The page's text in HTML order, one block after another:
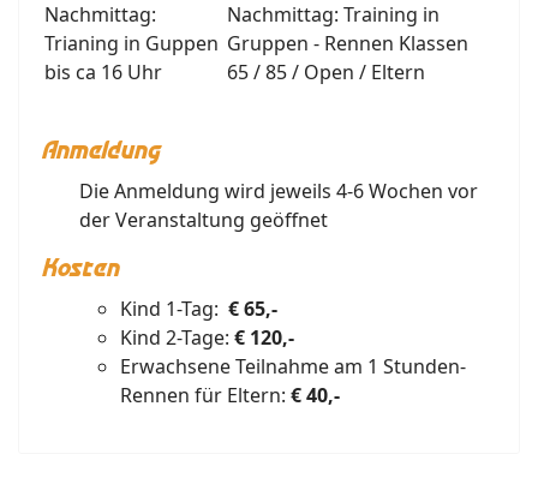
Nachmittag:
Trianing in Guppen
bis ca 16 Uhr
Nachmittag: Training in
Gruppen - Rennen Klassen
65 / 85 / Open / Eltern
Anmeldung
Die Anmeldung wird jeweils 4-6 Wochen vor
der Veranstaltung geöffnet
Kosten
Kind 1-Tag: € 65,-
Kind 2-Tage: € 120,-
Erwachsene Teilnahme am 1 Stunden-
Rennen für Eltern: € 40,-